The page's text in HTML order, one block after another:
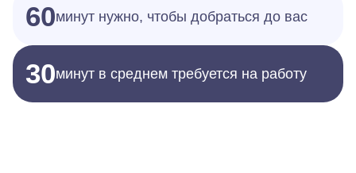
60минут нужно, чтобы добраться до вас
30минут в среднем требуется на работу